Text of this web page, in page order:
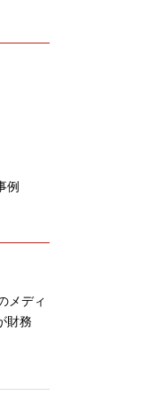
例
メディ
財務